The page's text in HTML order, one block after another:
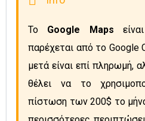
Το Google Maps
παρέχεται από το Google
μετά είναι επί πληρωμή,
θέλει να το
πίστωση των 200$ το